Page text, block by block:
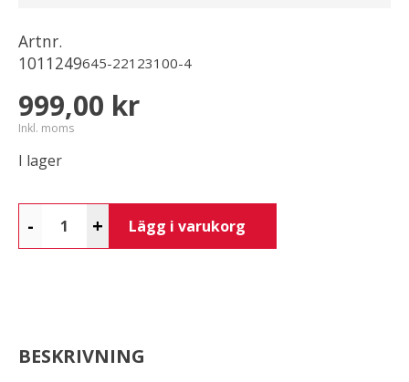
Artnr.
1011249645-22123100-4
999,00 kr
Inkl. moms
I lager
- + Lägg i varukorg
BESKRIVNING